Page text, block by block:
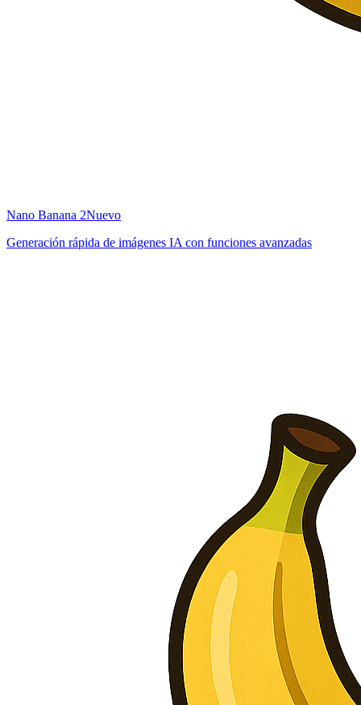
Nano Banana 2Nuevo
Generación rápida de imágenes IA con funciones avanzadas